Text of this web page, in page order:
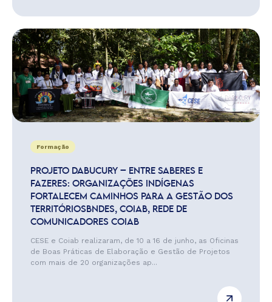
Formação
PROJETO DABUCURY – ENTRE SABERES E
FAZERES: ORGANIZAÇÕES INDÍGENAS
FORTALECEM CAMINHOS PARA A GESTÃO DOS
TERRITÓRIOSBNDES, COIAB, REDE DE
COMUNICADORES COIAB
CESE e Coiab realizaram, de 10 a 16 de junho, as Oficinas
de Boas Práticas de Elaboração e Gestão de Projetos
com mais de 20 organizações ap...